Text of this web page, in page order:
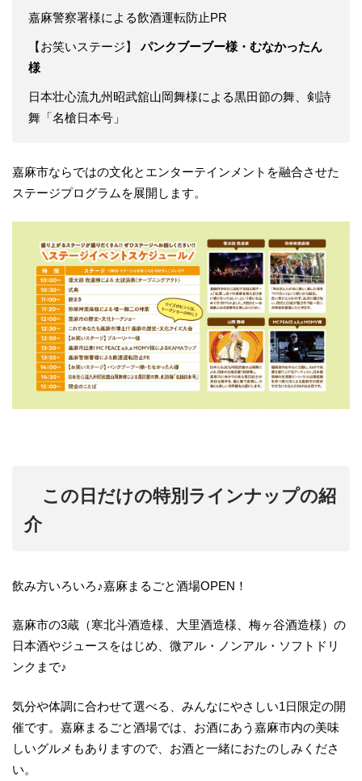
嘉麻警察署様による飲酒運転防止PR
【お笑いステージ】パンクブーブー様・むなかったん
様
日本壮心流九州昭武舘山岡舞様による黒田節の舞、剣詩
舞「名槍日本号」
嘉麻市ならではの文化とエンターテインメントを融合させた
ステージプログラムを展開します。
この日だけの特別ラインナップの紹
介
飲み方いろいろ♪嘉麻まるごと酒場OPEN！
嘉麻市の3蔵（寒北斗酒造様、大里酒造様、梅ヶ谷酒造様）の
日本酒やジュースをはじめ、微アル・ノンアル・ソフトドリ
ンクまで♪
気分や体調に合わせて選べる、みんなにやさしい1日限定の開
催です。嘉麻まるごと酒場では、お酒にあう嘉麻市内の美味
しいグルメもありますので、お酒と一緒におたのしみくださ
い。